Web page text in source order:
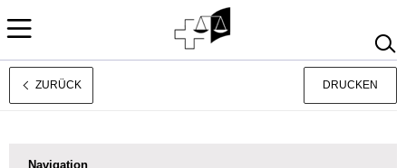
Français
ZURÜCK DRUCKEN
Navigation